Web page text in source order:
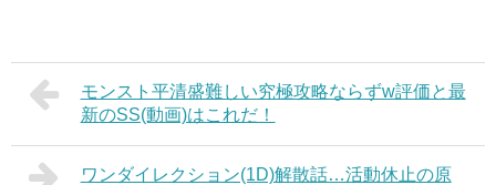
モンスト平清盛難しい究極攻略ならずw評価と最
新のSS(動画)はこれだ！
ワンダイレクション(1D)解散話…活動休止の原